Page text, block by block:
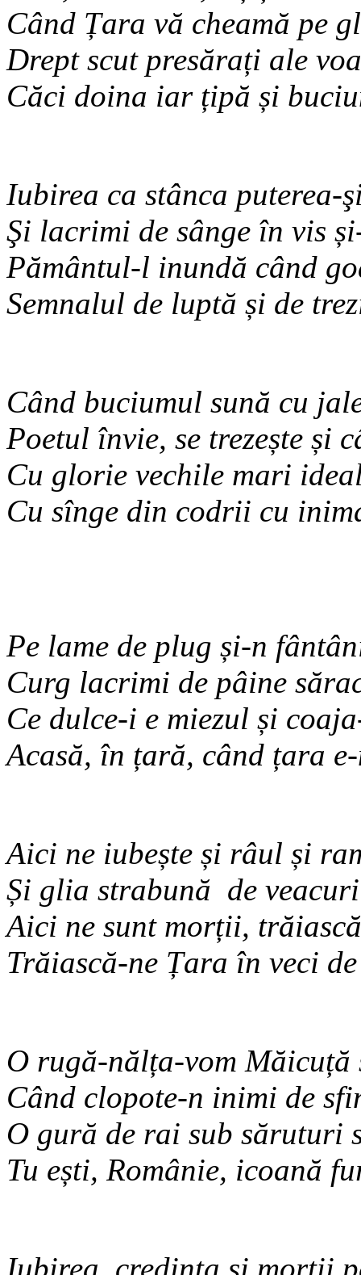
Când Țara vă cheamă pe
Drept scut presărați ale
Căci doina iar țipă și
Iubirea ca stânca puterea-
Şi lacrimi de sânge în vis
Pământul-l inundă când
Semnalul de luptă și de
Când buciumul sună cu
Poetul învie, se trezește și
Cu glorie vechile mari
Cu sînge din codrii cu
Pe lame de plug și-n
Curg lacrimi de pâine
Ce dulce-i e miezul și
Acasă, în țară, când țara
Aici ne iubește și râul și
Și glia strabună de
Aici ne sunt morții,
Trăiască-ne Țara în veci
O rugă-nălța-vom Măicuță
Când clopote-n inimi de
O gură de rai sub săruturi
Tu ești, Românie, icoană
Iubirea, credința și morții